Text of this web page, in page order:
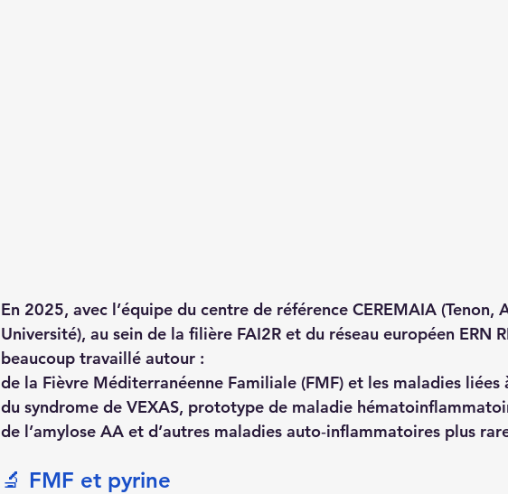
En 2025, avec l’équipe du centre de référence CEREMAIA (Tenon,
Université), au sein de la filière FAI2R et du réseau européen ERN
beaucoup travaillé autour :
de la Fièvre Méditerranéenne Familiale (FMF) et les maladies liées
du syndrome de VEXAS, prototype de maladie
de l’amylose AA et d’autres maladies auto‑inflammatoires plus
🔬 FMF et pyrine